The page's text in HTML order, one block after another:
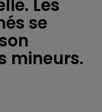
Les
se
mineurs.